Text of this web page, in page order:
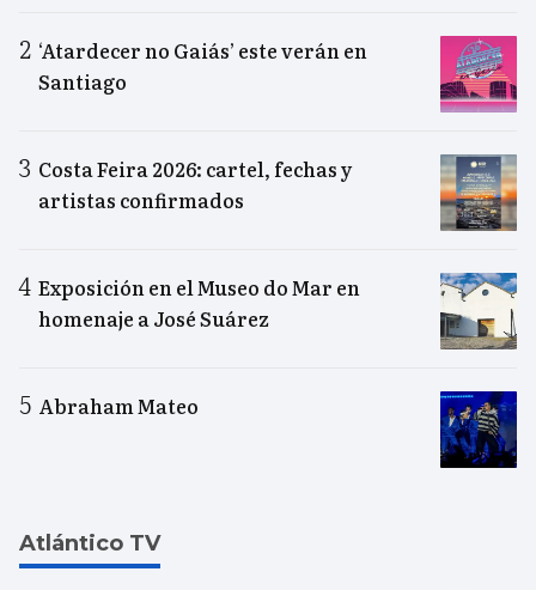
‘Atardecer no Gaiás’ este verán en
Santiago
Costa Feira 2026: cartel, fechas y
artistas confirmados
Exposición en el Museo do Mar en
homenaje a José Suárez
Abraham Mateo
Atlántico TV